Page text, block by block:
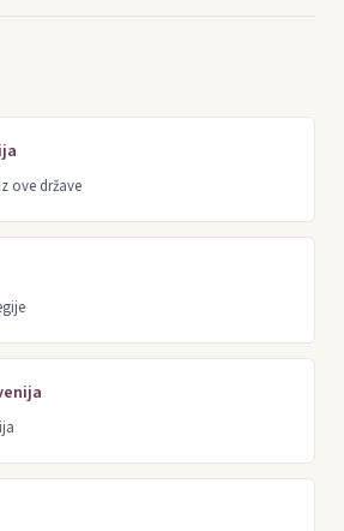
ove države